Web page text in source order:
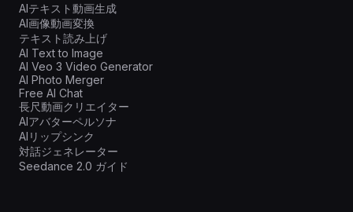
AIテキスト動画生成
AI画像動画変換
テキスト読み上げ
AI Text to Image
AI Veo 3 Video Generator
AI Photo Merger
Free AI Chat
長尺動画クリエイター
AIアバターペルソナ
AIリップシンク
対話ジェネレーター
Seedance 2.0 ガイド